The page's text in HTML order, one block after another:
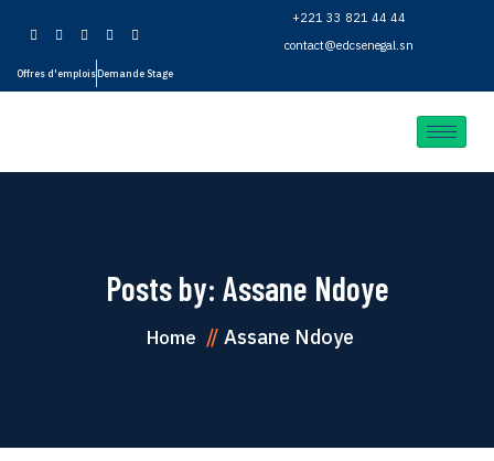
+221 33 821 44 44
contact@edcsenegal.sn
Offres d'emploisDemande Stage
Posts by: Assane Ndoye
Home Assane Ndoye